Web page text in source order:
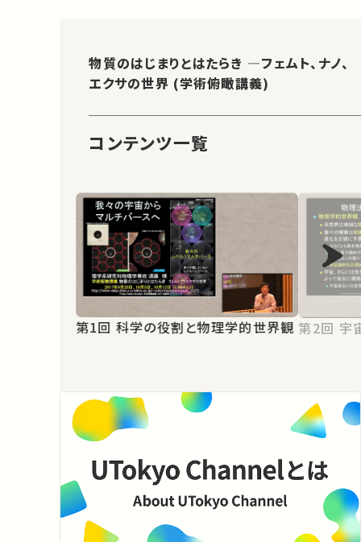
物質のはじまりとはたらき ―フェムト、ナノ、
エクサの世界 (学術俯瞰講義)
コンテンツ一覧
第1回 科学の役割と物理学的世界観 第2